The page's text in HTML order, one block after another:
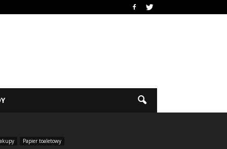
Papier toaletowy